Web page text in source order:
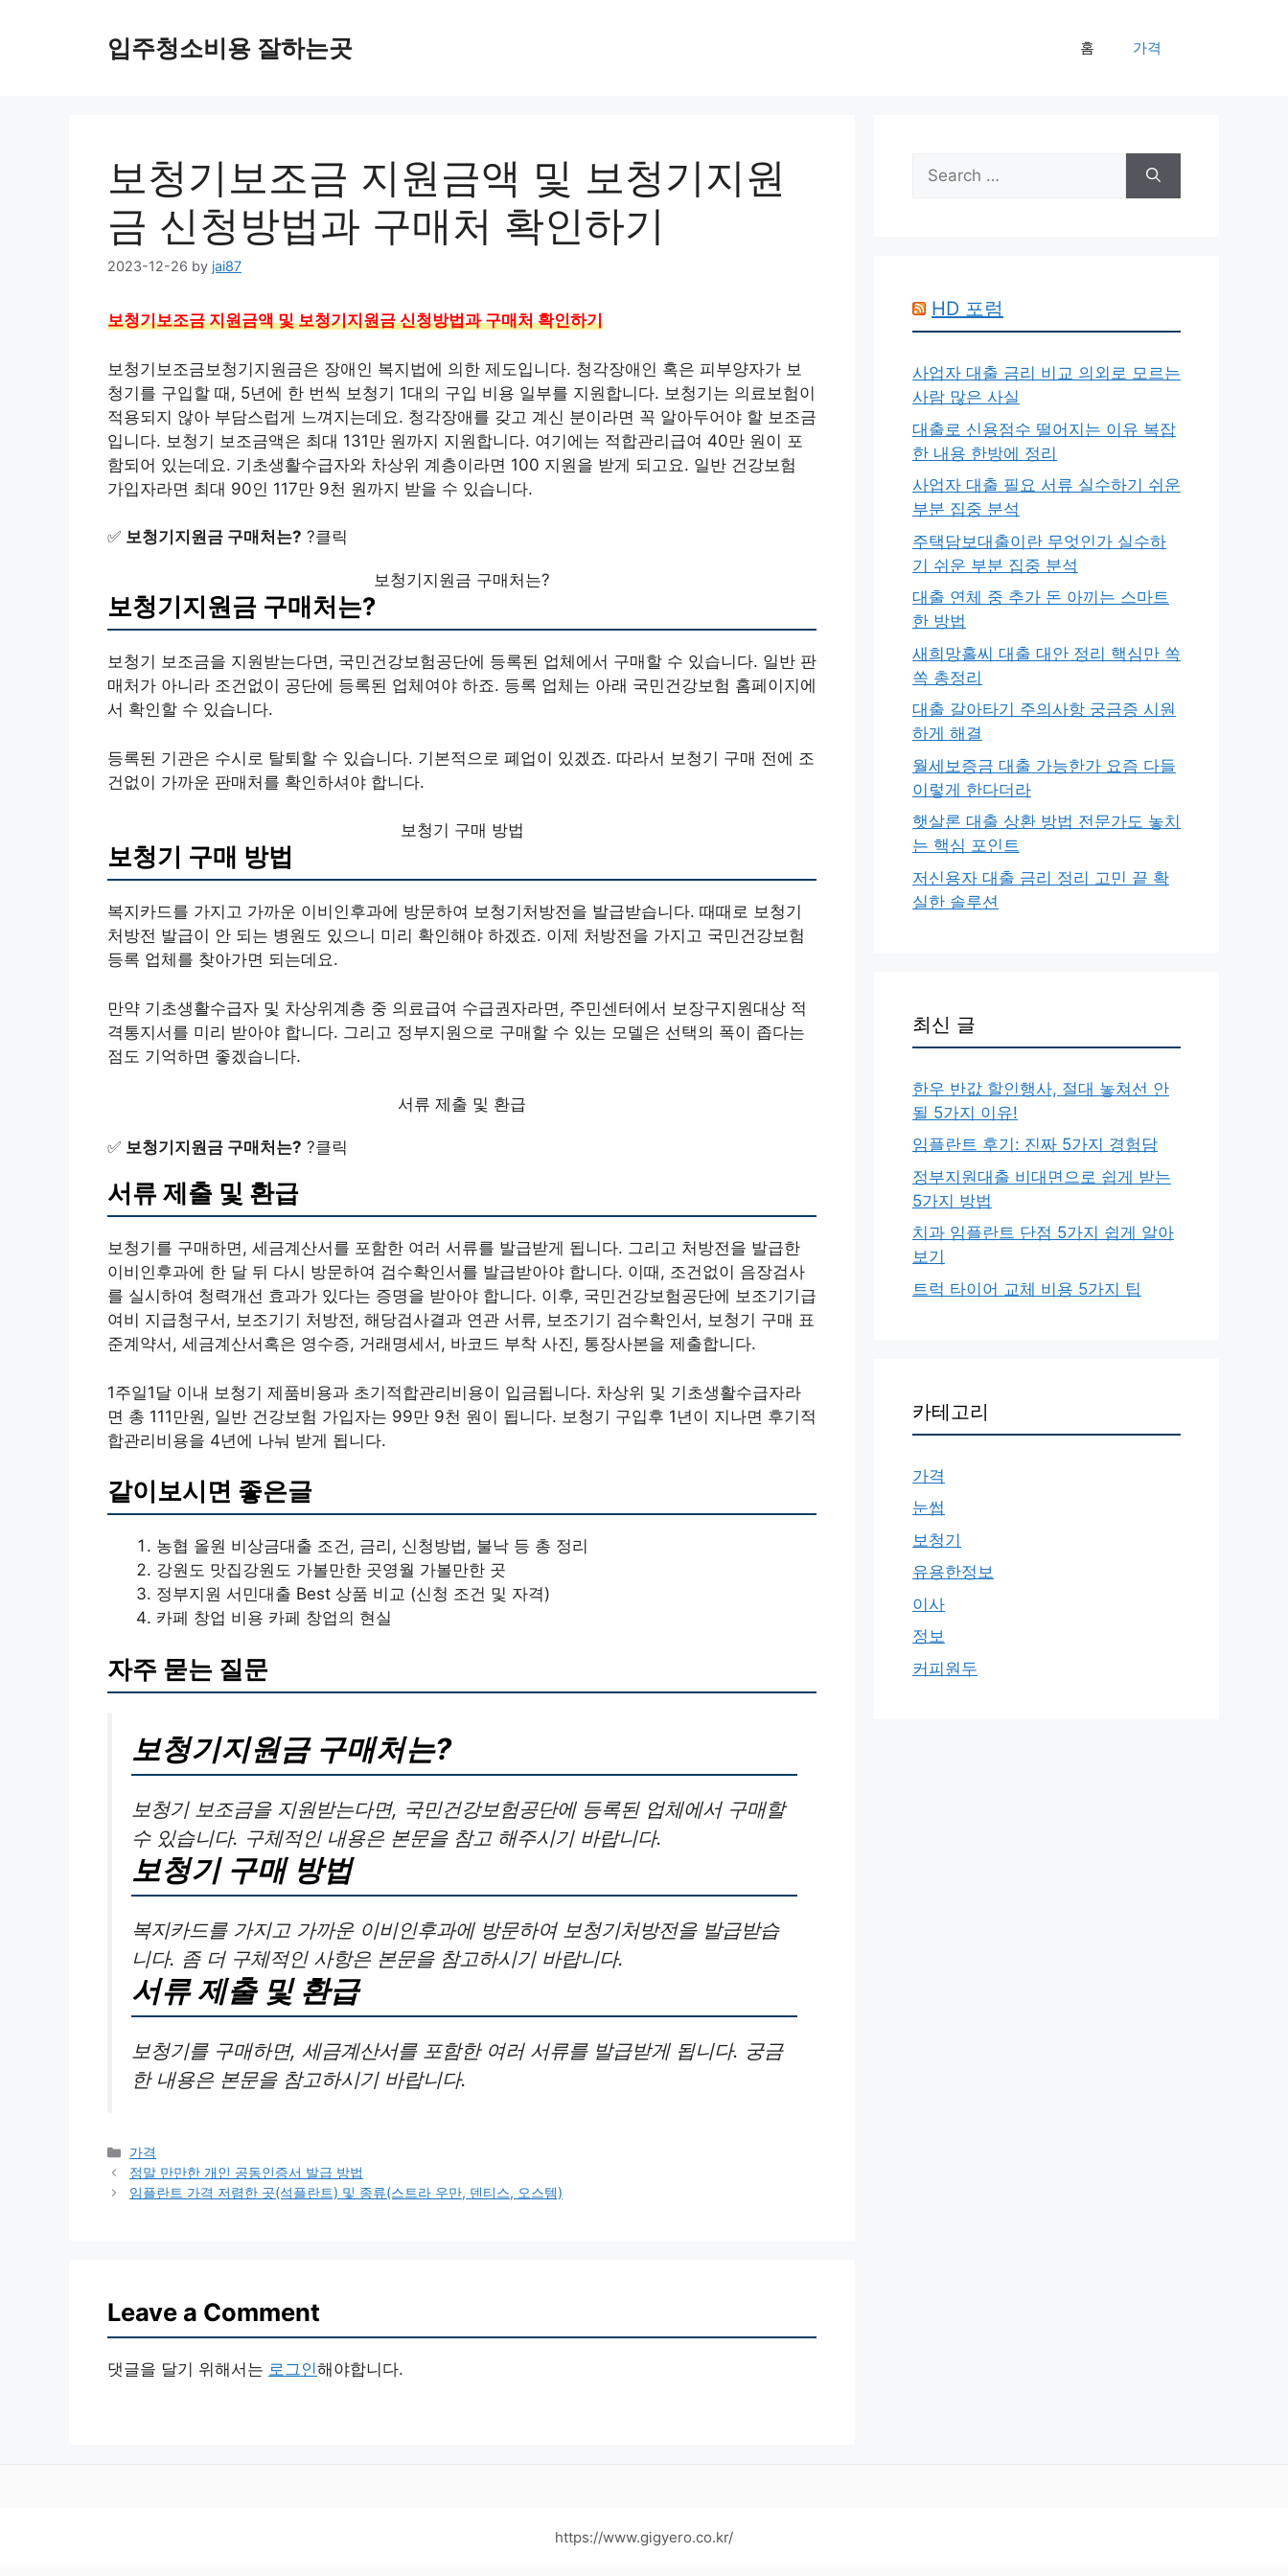
입주청소비용 잘하는곳 홈 가격
보청기보조금 지원금액 및 보청기지원
금 신청방법과 구매처 확인하기
2023-12-26 by jai87
보청기보조금 지원금액 및 보청기지원금 신청방법과 구매처 확인하기
보청기보조금보청기지원금은 장애인 복지법에 의한 제도입니다. 청각장애인 혹은 피부양자가 보
청기를 구입할 때, 5년에 한 번씩 보청기 1대의 구입 비용 일부를 지원합니다. 보청기는 의료보험이
적용되지 않아 부담스럽게 느껴지는데요. 청각장애를 갖고 계신 분이라면 꼭 알아두어야 할 보조금
입니다. 보청기 보조금액은 최대 131만 원까지 지원합니다. 여기에는 적합관리급여 40만 원이 포
함되어 있는데요. 기초생활수급자와 차상위 계층이라면 100 지원을 받게 되고요. 일반 건강보험
가입자라면 최대 90인 117만 9천 원까지 받을 수 있습니다.
✅ 보청기지원금 구매처는? ?클릭
보청기지원금 구매처는?
보청기지원금 구매처는?
보청기 보조금을 지원받는다면, 국민건강보험공단에 등록된 업체에서 구매할 수 있습니다. 일반 판
매처가 아니라 조건없이 공단에 등록된 업체여야 하죠. 등록 업체는 아래 국민건강보험 홈페이지에
서 확인할 수 있습니다.
등록된 기관은 수시로 탈퇴할 수 있습니다. 기본적으로 폐업이 있겠죠. 따라서 보청기 구매 전에 조
건없이 가까운 판매처를 확인하셔야 합니다.
보청기 구매 방법
보청기 구매 방법
복지카드를 가지고 가까운 이비인후과에 방문하여 보청기처방전을 발급받습니다. 때때로 보청기
처방전 발급이 안 되는 병원도 있으니 미리 확인해야 하겠죠. 이제 처방전을 가지고 국민건강보험
등록 업체를 찾아가면 되는데요.
만약 기초생활수급자 및 차상위계층 중 의료급여 수급권자라면, 주민센터에서 보장구지원대상 적
격통지서를 미리 받아야 합니다. 그리고 정부지원으로 구매할 수 있는 모델은 선택의 폭이 좁다는
점도 기억하면 좋겠습니다.
서류 제출 및 환급
✅ 보청기지원금 구매처는? ?클릭
서류 제출 및 환급
보청기를 구매하면, 세금계산서를 포함한 여러 서류를 발급받게 됩니다. 그리고 처방전을 발급한
이비인후과에 한 달 뒤 다시 방문하여 검수확인서를 발급받아야 합니다. 이때, 조건없이 음장검사
를 실시하여 청력개선 효과가 있다는 증명을 받아야 합니다. 이후, 국민건강보험공단에 보조기기급
여비 지급청구서, 보조기기 처방전, 해당검사결과 연관 서류, 보조기기 검수확인서, 보청기 구매 표
준계약서, 세금계산서혹은 영수증, 거래명세서, 바코드 부착 사진, 통장사본을 제출합니다.
1주일1달 이내 보청기 제품비용과 초기적합관리비용이 입금됩니다. 차상위 및 기초생활수급자라
면 총 111만원, 일반 건강보험 가입자는 99만 9천 원이 됩니다. 보청기 구입후 1년이 지나면 후기적
합관리비용을 4년에 나눠 받게 됩니다.
같이보시면 좋은글
농협 올원 비상금대출 조건, 금리, 신청방법, 불낙 등 총 정리
강원도 맛집강원도 가볼만한 곳영월 가볼만한 곳
정부지원 서민대출 Best 상품 비교 (신청 조건 및 자격)
카페 창업 비용 카페 창업의 현실
자주 묻는 질문
보청기지원금 구매처는?
보청기 보조금을 지원받는다면, 국민건강보험공단에 등록된 업체에서 구매할
수 있습니다. 구체적인 내용은 본문을 참고 해주시기 바랍니다.
보청기 구매 방법
복지카드를 가지고 가까운 이비인후과에 방문하여 보청기처방전을 발급받습
니다. 좀 더 구체적인 사항은 본문을 참고하시기 바랍니다.
서류 제출 및 환급
보청기를 구매하면, 세금계산서를 포함한 여러 서류를 발급받게 됩니다. 궁금
한 내용은 본문을 참고하시기 바랍니다.
Categories
가격
정말 만만한 개인 공동인증서 발급 방법
임플란트 가격 저렴한 곳(석플란트) 및 종류(스트라 우만, 덴티스, 오스템)
Leave a Comment
댓글을 달기 위해서는 로그인해야합니다.
Search
for:
HD 포럼
사업자 대출 금리 비교 의외로 모르는
사람 많은 사실
대출로 신용점수 떨어지는 이유 복잡
한 내용 한방에 정리
사업자 대출 필요 서류 실수하기 쉬운
부분 집중 분석
주택담보대출이란 무엇인가 실수하
기 쉬운 부분 집중 분석
대출 연체 중 추가 돈 아끼는 스마트
한 방법
새희망홀씨 대출 대안 정리 핵심만 쏙
쏙 총정리
대출 갈아타기 주의사항 궁금증 시원
하게 해결
월세보증금 대출 가능한가 요즘 다들
이렇게 한다더라
햇살론 대출 상환 방법 전문가도 놓치
는 핵심 포인트
저신용자 대출 금리 정리 고민 끝 확
실한 솔루션
최신 글
한우 반값 할인행사, 절대 놓쳐선 안
될 5가지 이유!
임플란트 후기: 진짜 5가지 경험담
정부지원대출 비대면으로 쉽게 받는
5가지 방법
치과 임플란트 단점 5가지 쉽게 알아
보기
트럭 타이어 교체 비용 5가지 팁
카테고리
가격
눈썹
보청기
유용한정보
이사
정보
커피원두
https://www.gigyero.co.kr/